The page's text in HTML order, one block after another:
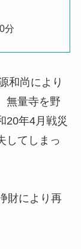
分
和尚により
無量寺を野
20年4月戦災
してしまっ
財により再